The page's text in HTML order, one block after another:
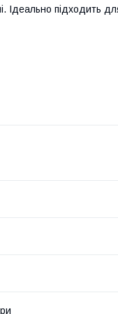
Ідеально підходить